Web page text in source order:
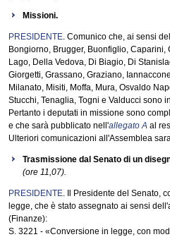
Missioni.
PRESIDENTE. Comunico che, ai sensi
Bongiorno, Brugger, Buonfiglio,
Lago, Della Vedova, Di Biagio, Di
Giorgetti, Grassano, Graziano,
Milanato, Misiti, Moffa, Mura, Osvaldo
Stucchi, Tenaglia, Togni e Valducci sono
Pertanto i deputati in missione sono
e che sarà pubblicato nell'allegato A al
Ulteriori comunicazioni all'Assemblea
Trasmissione dal Senato di un
(ore 11,07).
PRESIDENTE. Il Presidente del Senato,
legge, che è stato assegnato ai sensi
(Finanze):
S. 3221 - «Conversione in legge, con